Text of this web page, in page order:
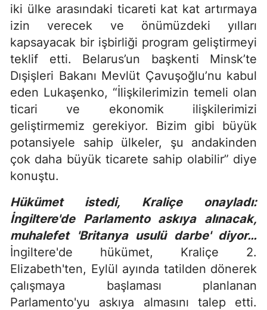
iki ülke arasındaki ticareti kat kat artırmaya
izin verecek ve önümüzdeki yılları
kapsayacak bir işbirliği program geliştirmeyi
teklif etti. Belarus’un başkenti Minsk’te
Dışişleri Bakanı Mevlüt Çavuşoğlu’nu kabul
eden Lukaşenko, “İlişkilerimizin temeli olan
ticari ve ekonomik ilişkilerimizi
geliştirmemiz gerekiyor. Bizim gibi büyük
potansiyele sahip ülkeler, şu andakinden
çok daha büyük ticarete sahip olabilir” diye
konuştu.
Hükümet istedi, Kraliçe onayladı:
İngiltere'de Parlamento askıya alınacak,
muhalefet 'Britanya usulü darbe' diyor…
İngiltere'de hükümet, Kraliçe 2.
Elizabeth'ten, Eylül ayında tatilden dönerek
çalışmaya başlaması planlanan
Parlamento'yu askıya almasını talep etti.